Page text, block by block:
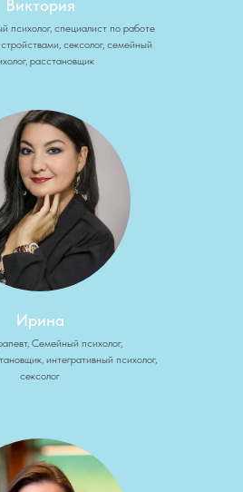
Виктория
психолог, специалист по работе
сексолог, семейный
расстановщик
Ирина
Семейный психолог,
интегративный психолог,
сексолог